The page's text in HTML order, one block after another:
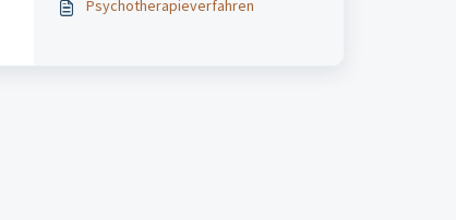
Psychotherapieverfahren